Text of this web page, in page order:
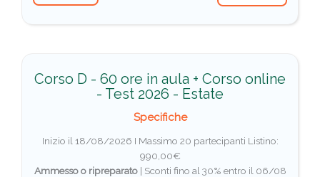
Corso D - 60 ore in aula + Corso online
- Test 2026 - Estate
Specifiche
Inizio il 18/08/2026 I Massimo 20 partecipanti Listino:
990,00€
Ammesso o ripreparato| Sconti fino al 30% entro il 06/08